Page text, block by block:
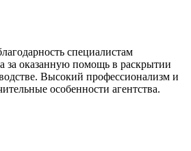
специалистам
за оказанную помощь в раскрытии
Высокий профессионализм и
особенности агентства.